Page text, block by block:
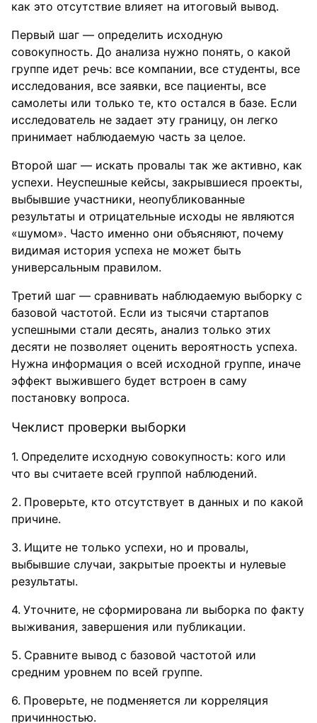
как это отсутствие влияет на итоговый вывод.
Первый шаг — определить исходную
совокупность. До анализа нужно понять, о какой
группе идет речь: все компании, все студенты, все
исследования, все заявки, все пациенты, все
самолеты или только те, кто остался в базе. Если
исследователь не задает эту границу, он легко
принимает наблюдаемую часть за целое.
Второй шаг — искать провалы так же активно, как
успехи. Неуспешные кейсы, закрывшиеся проекты,
выбывшие участники, неопубликованные
результаты и отрицательные исходы не являются
«шумом». Часто именно они объясняют, почему
видимая история успеха не может быть
универсальным правилом.
Третий шаг — сравнивать наблюдаемую выборку с
базовой частотой. Если из тысячи стартапов
успешными стали десять, анализ только этих
десяти не позволяет оценить вероятность успеха.
Нужна информация о всей исходной группе, иначе
эффект выжившего будет встроен в саму
постановку вопроса.
Чеклист проверки выборки
Определите исходную совокупность: кого или
что вы считаете всей группой наблюдений.
Проверьте, кто отсутствует в данных и по какой
причине.
Ищите не только успехи, но и провалы,
выбывшие случаи, закрытые проекты и нулевые
результаты.
Уточните, не сформирована ли выборка по факту
выживания, завершения или публикации.
Сравните вывод с базовой частотой или
средним уровнем по всей группе.
Проверьте, не подменяется ли корреляция
причинностью.